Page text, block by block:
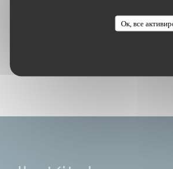
Ок, все